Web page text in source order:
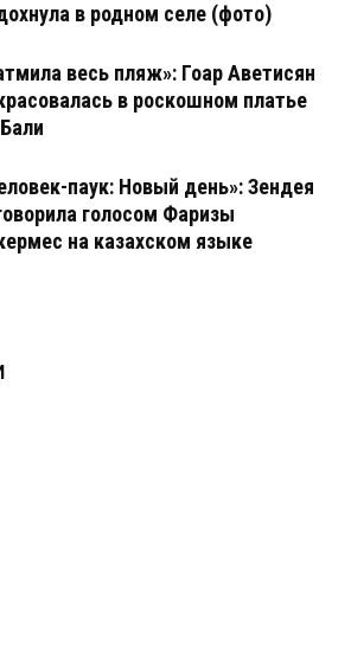
в родном селе (фото)
весь пляж»: Гоар Аветисян
в роскошном платье
паук: Новый день»: Зендея
голосом Фаризы
на казахском языке